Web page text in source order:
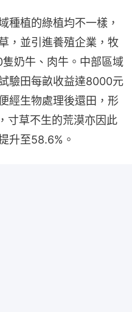
種植的綠植均不一樣，
，並引進養殖企業，牧
奶牛、肉牛。中部區域
驗田每畝收益達8000元
經生物處理後還田，形
寸草不生的荒漠亦因此
升至58.6%。